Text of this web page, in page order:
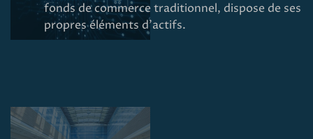
fonds de commerce traditionnel, dispose de ses
propres éléments d’actifs.